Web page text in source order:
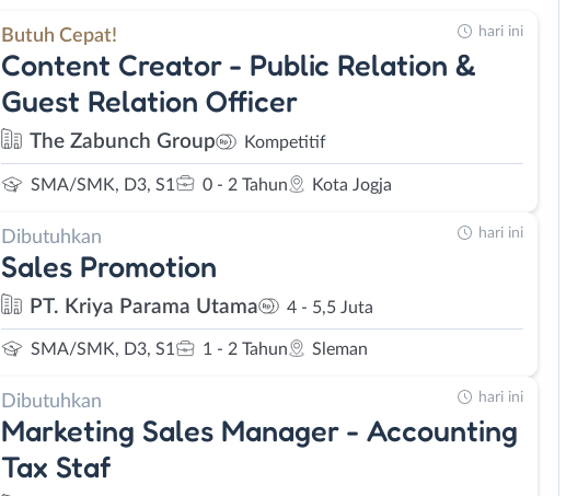
Butuh Cepat!
Content Creator - Public Relation &
Guest Relation Officer
The Zabunch Group Kompetitif
SMA/SMK, D3, S1 0 - 2 Tahun Kota Jogja
hari ini
Dibutuhkan
Sales Promotion
PT. Kriya Parama Utama 4 - 5,5 Juta
SMA/SMK, D3, S1 1 - 2 Tahun Sleman
hari ini
Dibutuhkan
Marketing Sales Manager - Accounting
Tax Staf
hari ini